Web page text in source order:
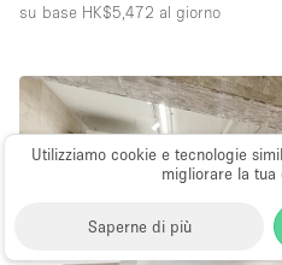
Utilizziamo cookie e tecnologie
migliorare la tua
Saperne di più
su base HK$5,472 al giorno